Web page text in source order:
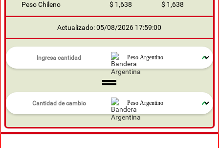
Peso Chileno $ 1,638 $ 1,638
Actualizado: 05/08/2026 17:59:00